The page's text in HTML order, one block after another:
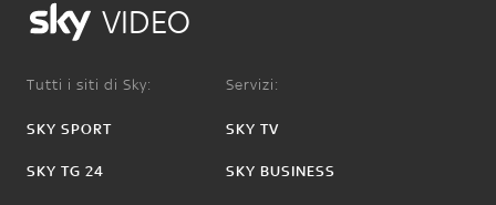
VIDEO
Tutti i siti di Sky:
SKY SPORT
SKY TG 24
Servizi:
SKY TV
SKY BUSINESS